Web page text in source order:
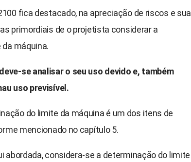
fica destacado, na apreciação de riscos e sua
primordiais de o projetista considerar a
máquina.
se analisar o seu uso devido e, também
uso previsível.
do limite da máquina é um dos itens de
mencionado no capítulo 5.
abordada, considera-se a determinação do limite